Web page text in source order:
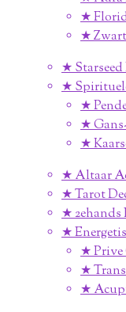
★
★
★ Starseed
★
★
★
★
★ Altaar
★ Tarot
★ 2ehands
★
★ Prive
★
★